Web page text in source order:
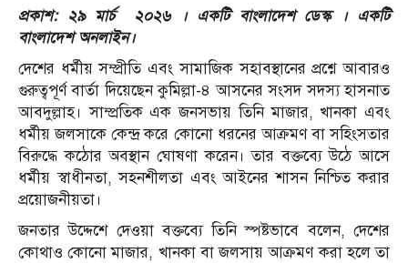
প্রকাশ: ২৯ মার্চ ২০২৬ । একটি বাংলাদেশ ডেস্ক । একটি
বাংলাদেশ অনলাইন।
দেশের ধর্মীয় সম্প্রীতি এবং সামাজিক সহাবস্থানের প্রশ্নে আবারও
গুরুত্বপূর্ণ বার্তা দিয়েছেন কুমিল্লা-৪ আসনের সংসদ সদস্যহাসনাত
আবদুল্লাহ। সাম্প্রতিক এক জনসভায় তিনি মাজার, খানকা এবং
ধর্মীয় জলসাকে কেন্দ্র করে কোনো ধরনের আক্রমণ বা সহিংসতার
বিরুদ্ধে কঠোর অবস্থান ঘোষণা করেন। তার বক্তব্যে উঠে আসে
ধর্মীয় স্বাধীনতা, সহনশীলতা এবং আইনের শাসন নিশ্চিত করার
প্রয়োজনীয়তা।
জনতার উদ্দেশে দেওয়া বক্তব্যে তিনি স্পষ্টভাবে বলেন, দেশের
কোথাও কোনো মাজার, খানকা বা জলসায় আক্রমণ করা হলে তা